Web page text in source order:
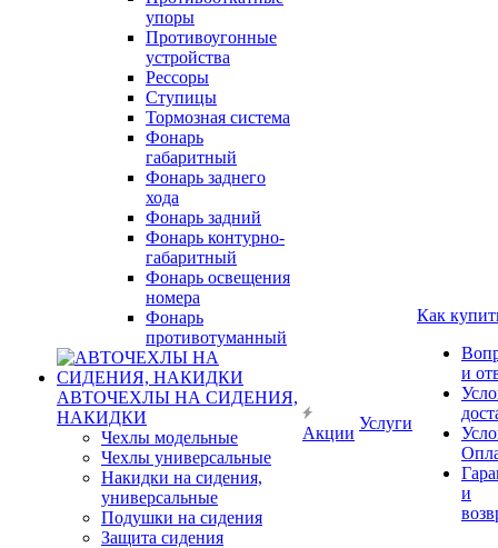
упоры
Противоугонные
устройства
Рессоры
Ступицы
Тормозная система
Фонарь
габаритный
Фонарь заднего
хода
Фонарь задний
Фонарь контурно-
габаритный
Фонарь освещения
номера
Фонарь
противотуманный
АВТОЧЕХЛЫ НА СИДЕНИЯ,
НАКИДКИ
Чехлы модельные
Чехлы универсальные
Накидки на сидения,
универсальные
Подушки на сидения
Защита сидения
Акции
Услуги
Как
и
и